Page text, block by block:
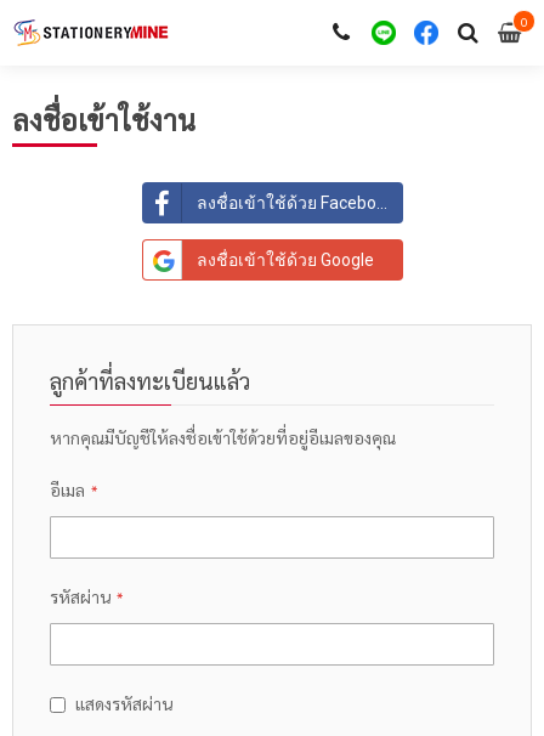
00
ลงชื่อเข้าใช้งาน
ลงชื่อเข้าใช้ด้วย Facebook
ลงชื่อเข้าใช้ด้วย Google
ลูกค้าที่ลงทะเบียนแล้ว
หากคุณมีบัญชีให้ลงชื่อเข้าใช้ด้วยที่อยู่อีเมลของคุณ
อีเมล
รหัสผ่าน
แสดงรหัสผ่าน